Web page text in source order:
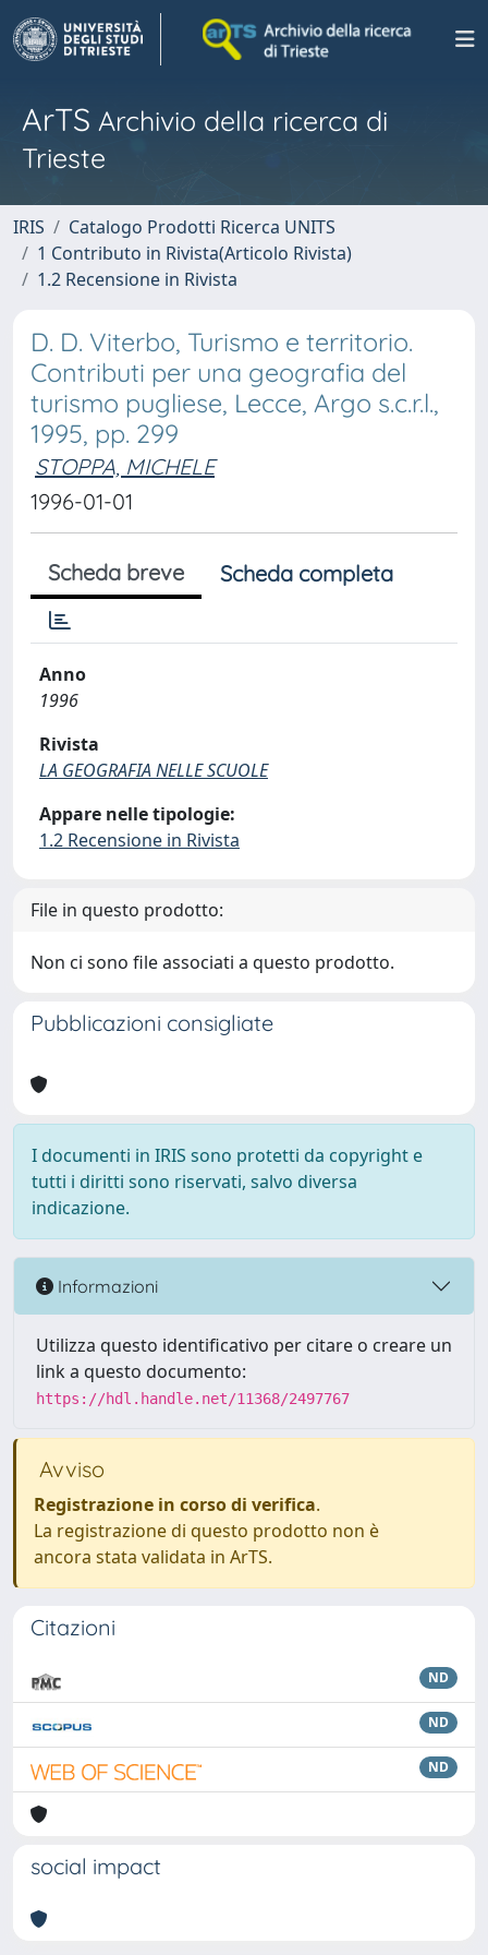
ArTS Archivio della ricerca di
Trieste
IRIS
Catalogo Prodotti Ricerca UNITS
1 Contributo in Rivista(Articolo Rivista)
1.2 Recensione in Rivista
D. D. Viterbo, Turismo e territorio.
Contributi per una geografia del
turismo pugliese, Lecce, Argo s.c.r.l.,
1995, pp. 299
STOPPA, MICHELE
1996-01-01
Scheda breve Scheda completa
Anno
1996
Rivista
LA GEOGRAFIA NELLE SCUOLE
Appare nelle tipologie:
1.2 Recensione in Rivista
File in questo prodotto:
Non ci sono file associati a questo prodotto.
Pubblicazioni consigliate
I documenti in IRIS sono protetti da copyright e
tutti i diritti sono riservati, salvo diversa
indicazione.
Informazioni
Utilizza questo identificativo per citare o creare un
link a questo documento:
https://hdl.handle.net/11368/2497767
Avviso
Registrazione in corso di verifica.
La registrazione di questo prodotto non è
ancora stata validata in ArTS.
Citazioni
ND
ND
ND
social impact